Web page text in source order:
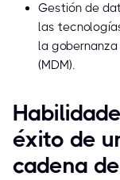
Gestión de
las
la
(MDM).
éxito de
cadena